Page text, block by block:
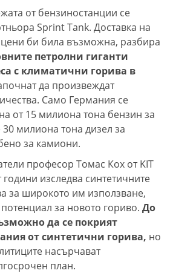
от бензиностанции се
Sprint Tank. Доставка на
би била възможна, разбира
петролни гиганти
с климатични горива в
да произвеждат
Само Германия се
от 15 милиона тона бензин за
милиона тона дизел за
за камиони.
професор Томас Кох от KIT
изследва синтетичните
за широкото им използване,
за новото гориво. До
да се покрият
от синтетични горива, но
насърчават
план.